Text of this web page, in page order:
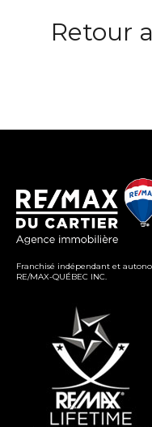
Retour
Franchisé indépendant et
RE/MAX-QUÉBEC INC.